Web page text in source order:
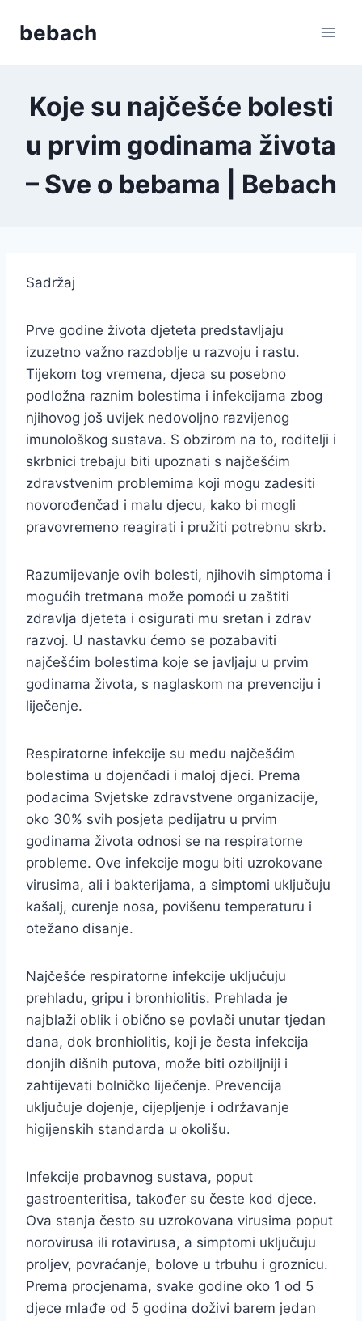
bebach
Koje su najčešće bolesti
u prvim godinama života
– Sve o bebama | Bebach
Sadržaj
Prve godine života djeteta predstavljaju
izuzetno važno razdoblje u razvoju i rastu.
Tijekom tog vremena, djeca su posebno
podložna raznim bolestima i infekcijama zbog
njihovog još uvijek nedovoljno razvijenog
imunološkog sustava. S obzirom na to, roditelji i
skrbnici trebaju biti upoznati s najčešćim
zdravstvenim problemima koji mogu zadesiti
novorođenčad i malu djecu, kako bi mogli
pravovremeno reagirati i pružiti potrebnu skrb.
Razumijevanje ovih bolesti, njihovih simptoma i
mogućih tretmana može pomoći u zaštiti
zdravlja djeteta i osigurati mu sretan i zdrav
razvoj. U nastavku ćemo se pozabaviti
najčešćim bolestima koje se javljaju u prvim
godinama života, s naglaskom na prevenciju i
liječenje.
Respiratorne infekcije su među najčešćim
bolestima u dojenčadi i maloj djeci. Prema
podacima Svjetske zdravstvene organizacije,
oko 30% svih posjeta pedijatru u prvim
godinama života odnosi se na respiratorne
probleme. Ove infekcije mogu biti uzrokovane
virusima, ali i bakterijama, a simptomi uključuju
kašalj, curenje nosa, povišenu temperaturu i
otežano disanje.
Najčešće respiratorne infekcije uključuju
prehladu, gripu i bronhiolitis. Prehlada je
najblaži oblik i obično se povlači unutar tjedan
dana, dok bronhiolitis, koji je česta infekcija
donjih dišnih putova, može biti ozbiljniji i
zahtijevati bolničko liječenje. Prevencija
uključuje dojenje, cijepljenje i održavanje
higijenskih standarda u okolišu.
Infekcije probavnog sustava, poput
gastroenteritisa, također su česte kod djece.
Ova stanja često su uzrokovana virusima poput
norovirusa ili rotavirusa, a simptomi uključuju
proljev, povraćanje, bolove u trbuhu i groznicu.
Prema procjenama, svake godine oko 1 od 5
djece mlađe od 5 godina doživi barem jedan